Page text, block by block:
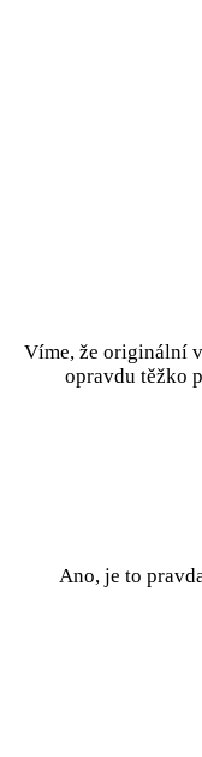
Víme, že originální
opravdu těžko
Ano, je to